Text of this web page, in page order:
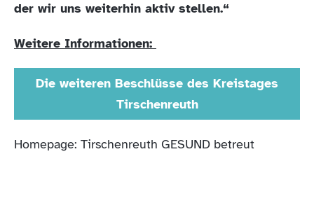
der wir uns weiterhin aktiv stellen.“
Weitere Informationen:
Die weiteren Beschlüsse des Kreistages
Tirschenreuth
Homepage: Tirschenreuth GESUND betreut